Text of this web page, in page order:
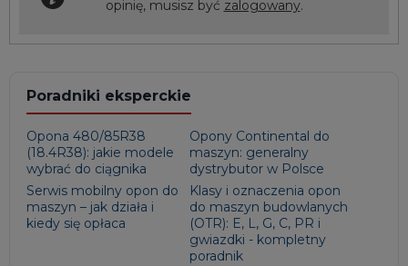
opinię, musisz być zalogowany.
Poradniki eksperckie
Opona 480/85R38
(18.4R38): jakie modele
wybrać do ciągnika
Opony Continental do
maszyn: generalny
dystrybutor w Polsce
Serwis mobilny opon do
maszyn – jak działa i
kiedy się opłaca
Klasy i oznaczenia opon
do maszyn budowlanych
(OTR): E, L, G, C, PR i
gwiazdki - kompletny
poradnik